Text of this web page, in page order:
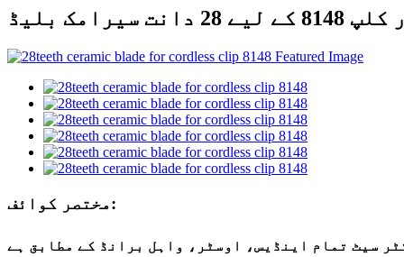
دانت سیرامک ​​بلیڈ
مختصر کوائف:
سیٹ تمام اینڈیس، اوسٹر، واہل برانڈ کے مطابق ہے